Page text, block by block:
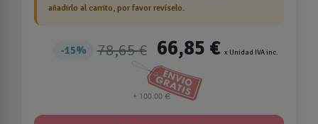
añadirlo al carrito, por favor revíselo.
15% 78,65 € 66,85 € x Unidad IVA inc.